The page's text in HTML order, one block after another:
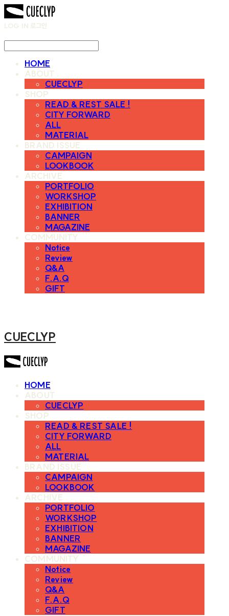
LOG IN 로그인
HOME
ABOUT
CUECLYP
SHOP
READ & REST SALE !
CITY FORWARD
ALL
MATERIAL
BRAND ISSUE
CAMPAIGN
LOOKBOOK
ARCHIVE
PORTFOLIO
WORKSHOP
EXHIBITION
BANNER
MAGAZINE
COMMUNITY
Notice
Review
Q&A
F.A.Q
GIFT
CUECLYP
HOME
ABOUT
CUECLYP
SHOP
READ & REST SALE !
CITY FORWARD
ALL
MATERIAL
BRAND ISSUE
CAMPAIGN
LOOKBOOK
ARCHIVE
PORTFOLIO
WORKSHOP
EXHIBITION
BANNER
MAGAZINE
COMMUNITY
Notice
Review
Q&A
F.A.Q
GIFT